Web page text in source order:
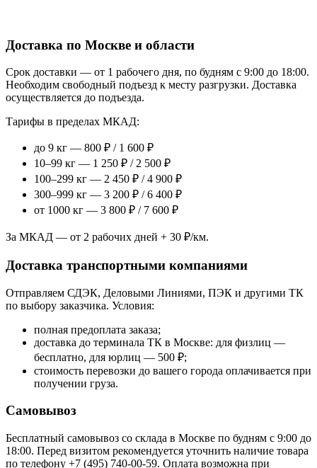
Доставка по Москве и области
Срок доставки — от 1 рабочего дня, по будням с 9:00 до 18:00.
Необходим свободный подъезд к месту разгрузки. Доставка
осуществляется до подъезда.
Тарифы в пределах МКАД:
до 9 кг — 800 ₽ / 1 600 ₽
10–99 кг — 1 250 ₽ / 2 500 ₽
100–299 кг — 2 450 ₽ / 4 900 ₽
300–999 кг — 3 200 ₽ / 6 400 ₽
от 1000 кг — 3 800 ₽ / 7 600 ₽
За МКАД — от 2 рабочих дней + 30 ₽/км.
Доставка транспортными компаниями
Отправляем СДЭК, Деловыми Линиями, ПЭК и другими ТК
по выбору заказчика. Условия:
полная предоплата заказа;
доставка до терминала ТК в Москве: для физлиц —
бесплатно, для юрлиц — 500 ₽;
стоимость перевозки до вашего города оплачивается при
получении груза.
Самовывоз
Бесплатный самовывоз со склада в Москве по будням с 9:00 до
18:00. Перед визитом рекомендуется уточнить наличие товара
по телефону +7 (495) 740-00-59. Оплата возможна при